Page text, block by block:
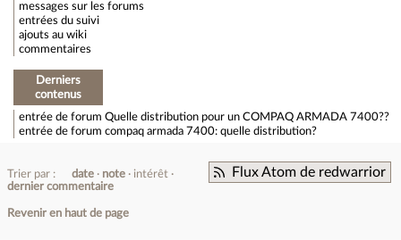
messages sur les forums
entrées du suivi
ajouts au wiki
commentaires
Derniers
contenus
entrée de forum Quelle distribution pour un COMPAQ ARMADA 7400??
entrée de forum compaq armada 7400: quelle distribution?
Flux Atom de redwarrior
Trier par : date note
intérêt
dernier commentaire
Revenir en haut de page